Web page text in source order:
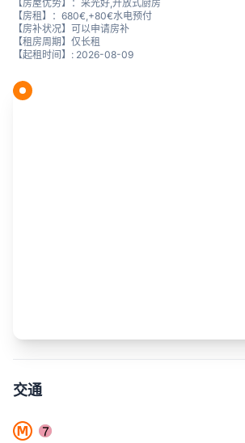
【房屋优势】：采光好,开放式厨房
【房租】：680€,+80€水电预付
【房补状况】可以申请房补
【租房周期】仅长租
【起租时间】: 2026-08-09
交通